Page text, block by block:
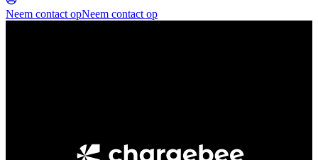
Neem contact opNeem contact op